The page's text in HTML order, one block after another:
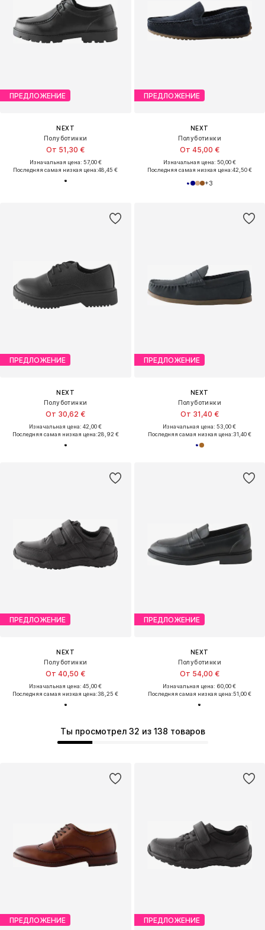
ПРЕДЛОЖЕНИЕ
NEXT
Полуботинки
От 51,30 €
Изначальная цена: 57,00 €
Последняя самая низкая цена:48,45 €
ПРЕДЛОЖЕНИЕ
NEXT
Полуботинки
От 45,00 €
Изначальная цена: 50,00 €
Последняя самая низкая цена:42,50 €
+3
ПРЕДЛОЖЕНИЕ
NEXT
Полуботинки
От 30,62 €
Изначальная цена: 42,00 €
Последняя самая низкая цена:28,92 €
ПРЕДЛОЖЕНИЕ
NEXT
Полуботинки
От 31,40 €
Изначальная цена: 53,00 €
Последняя самая низкая цена:31,40 €
ПРЕДЛОЖЕНИЕ
NEXT
Полуботинки
От 40,50 €
Изначальная цена: 45,00 €
Последняя самая низкая цена:38,25 €
ПРЕДЛОЖЕНИЕ
NEXT
Полуботинки
От 54,00 €
Изначальная цена: 60,00 €
Последняя самая низкая цена:51,00 €
Ты просмотрел 32 из 138 товаров
ПРЕДЛОЖЕНИЕ ПРЕДЛОЖЕНИЕ